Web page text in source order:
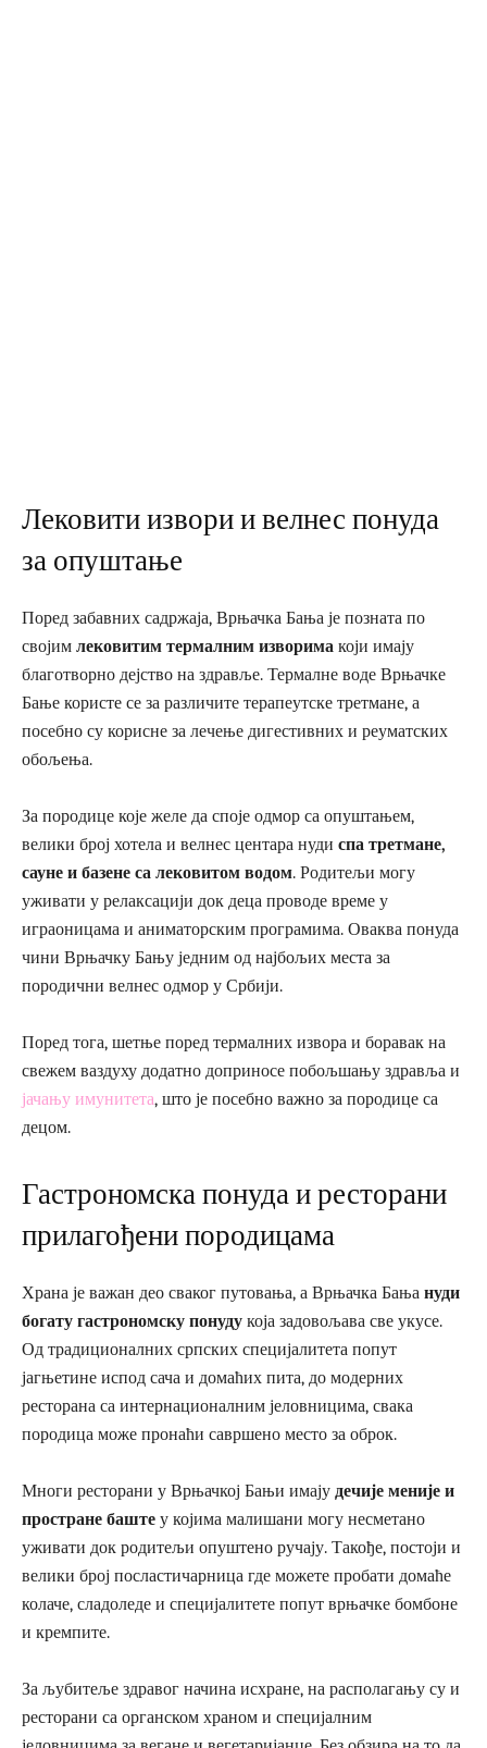
Лековити извори и велнес понуда
за опуштање
Поред забавних садржаја, Врњачка Бања је позната по
својим лековитим термалним изворима који имају
благотворно дејство на здравље. Термалне воде Врњачке
Бање користе се за различите терапеутске третмане, а
посебно су корисне за лечење дигестивних и реуматских
обољења.
За породице које желе да споје одмор са опуштањем,
велики број хотела и велнес центара нуди спа третмане,
сауне и базене са лековитом водом. Родитељи могу
уживати у релаксацији док деца проводе време у
играоницама и аниматорским програмима. Оваква понуда
чини Врњачку Бању једним од најбољих места за
породични велнес одмор у Србији.
Поред тога, шетње поред термалних извора и боравак на
свежем ваздуху додатно доприносе побољшању здравља и
јачању имунитета, што је посебно важно за породице са
децом.
Гастрономска понуда и ресторани
прилагођени породицама
Храна је важан део сваког путовања, а Врњачка Бања нуди
богату гастрономску понуду која задовољава све укусе.
Од традиционалних српских специјалитета попут
јагњетине испод сача и домаћих пита, до модерних
ресторана са интернационалним јеловницима, свака
породица може пронаћи савршено место за оброк.
Многи ресторани у Врњачкој Бањи имају дечије меније и
простране баште у којима малишани могу несметано
уживати док родитељи опуштено ручају. Такође, постоји и
велики број посластичарница где можете пробати домаће
колаче, сладоледе и специјалитете попут врњачке бомбоне
и кремпите.
За љубитеље здравог начина исхране, на располагању су и
ресторани са органском храном и специјалним